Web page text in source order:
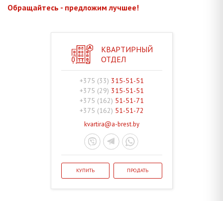
Обращайтесь - предложим лучшее!
КВАРТИРНЫЙ
ОТДЕЛ
+375 (33) 315-51-51
+375 (29) 315-51-51
+375 (162) 51-51-71
+375 (162) 51-51-72
kvartira@a-brest.by
КУПИТЬ ПРОДАТЬ